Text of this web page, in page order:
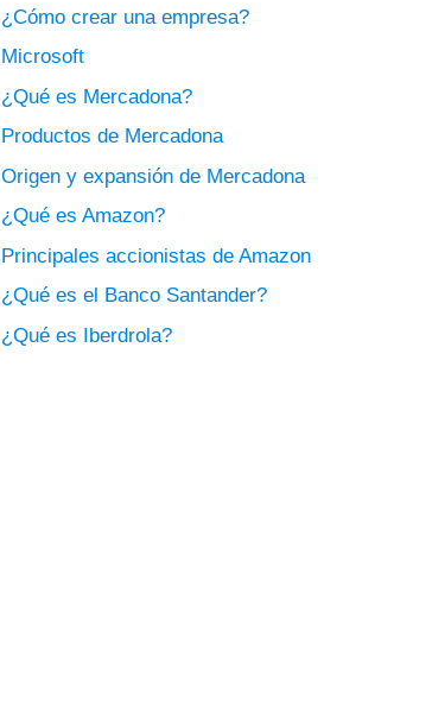
¿Cómo crear una empresa?
Microsoft
¿Qué es Mercadona?
Productos de Mercadona
Origen y expansión de Mercadona
¿Qué es Amazon?
Principales accionistas de Amazon
¿Qué es el Banco Santander?
¿Qué es Iberdrola?